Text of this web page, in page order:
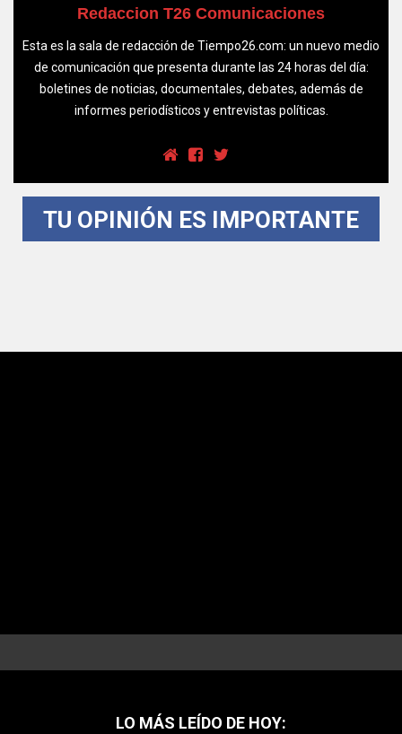
Redaccion T26 Comunicaciones
Esta es la sala de redacción de Tiempo26.com: un nuevo medio
de comunicación que presenta durante las 24 horas del día:
boletines de noticias, documentales, debates, además de
informes periodísticos y entrevistas políticas.
TU OPINIÓN ES IMPORTANTE
LO MÁS LEÍDO DE HOY: